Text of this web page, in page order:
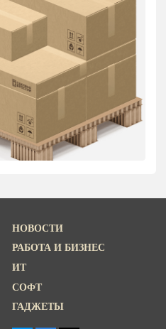
НОВОСТИ
РАБОТА И БИЗНЕС
ИТ
СОФТ
ГАДЖЕТЫ